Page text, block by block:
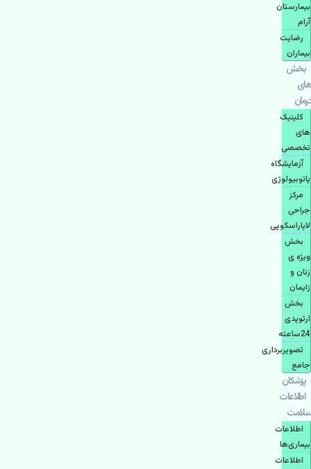
بیمارستان
آرام
رضایت
بیماران
بخش
های
درمان
کلینیک
های
تخصصی
آزمایشگاه
پاتوبیولوژی
مرکز
جراحی
لاپاراسکوپی
بخش
ویژه ی
زنان و
زایمان
بخش
ارتوپدی
24ساعته
تصویربرداری
جامع
پزشكان
اطلاعات
سلامت
اطلاعات
بیماری‌ها
اطلاعات